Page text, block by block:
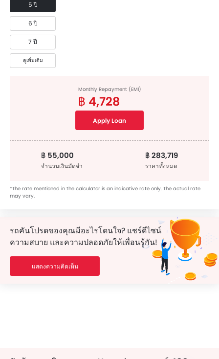
5 ปี
6 ปี
7 ปี
ดูเพิ่มเติม
Monthly Repayment (EMI)
฿ 4,728
Apply Loan
฿ 55,000
จำนวนเงินมัดจำ
฿ 283,719
ราคาทั้งหมด
*The rate mentioned in the calculator is an indicative rate only. The actual rate
may vary.
รถคันโปรดของคุณมีอะไรโดนใจ? แชร์ดีไซน์
ความสบาย และความปลอดภัยให้เพื่อนรู้กัน!
แสดงความคิดเห็น